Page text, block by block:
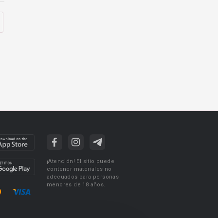
¡Atención! El sitio puede
contener materiales no
adecuados para personas
menores de 18 años.